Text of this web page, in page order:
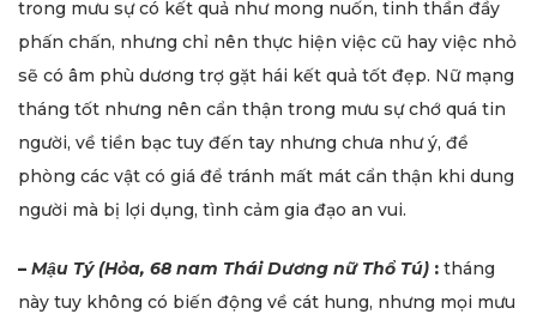
trong mưu sự có kết quả như mong nuốn, tinh thần đầy
phấn chấn, nhưng chỉ nên thực hiện việc cũ hay việc nhỏ
sẽ có âm phù dương trợ gặt hái kết quả tốt đẹp. Nữ mạng
tháng tốt nhưng nên cẩn thận trong mưu sự chớ quá tin
người, về tiền bạc tuy đến tay nhưng chưa như ý, đề
phòng các vật có giá để tránh mất mát cẩn thận khi dung
người mà bị lợi dụng, tình cảm gia đạo an vui.
– Mậu Tý (Hỏa, 68 nam Thái Dương nữ Thổ Tú) : tháng
này tuy không có biến động về cát hung, nhưng mọi mưu